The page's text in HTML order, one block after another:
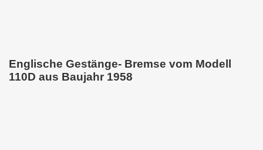
Englische Gestänge- Bremse vom Modell
110D aus Baujahr 1958